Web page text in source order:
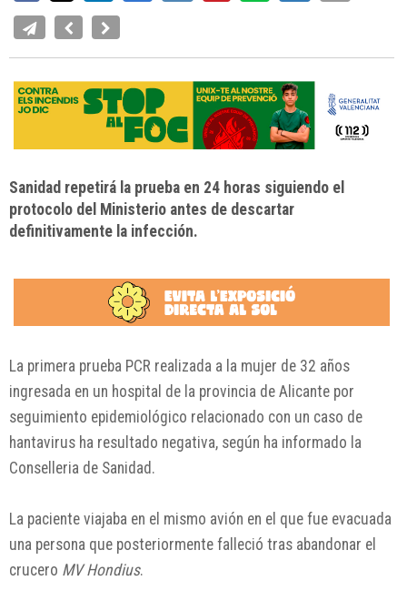
Sanidad repetirá la prueba en 24 horas siguiendo el
protocolo del Ministerio antes de descartar
definitivamente la infección.
La primera prueba PCR realizada a la mujer de 32 años
ingresada en un hospital de la provincia de Alicante por
seguimiento epidemiológico relacionado con un caso de
hantavirus ha resultado negativa, según ha informado la
Conselleria de Sanidad.
La paciente viajaba en el mismo avión en el que fue evacuada
una persona que posteriormente falleció tras abandonar el
crucero MV Hondius.